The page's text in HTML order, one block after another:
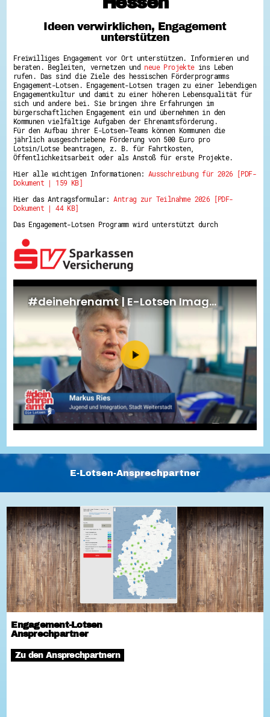
Hessen hilft Ukraine
Zeig uns dein Ehrenamt
Wettbewerb | Trikotwettbewerb
Wettbewerb | 80 Jahre Hessen - Engagement
mit Herz
8 Vereine x 80 Jahre x 1.000 €
Ausgezeichnete Projekte
Menschen des Respekts
SHARE IT: Teile deine Infos!
Gestalte dein Ehrenamt
Ehrenamts-Card Hessen
Engagement-Lotsen
Crowdfunding - Viele schaffen mehr
Ehrentag
Hessen engagiert - Digitale Themenabende
Kompetenznachweis Hessen
Service-Learning
Mach dich schlau
GEMA-Pakt
Di@-Lotsen in Hessen
Energiepreiskrise und Ehrenamt
Flüchtlingshilfe + Integration
Generationsübergreifend aktiv
Patenschaftsprojekte
Qualifizierung & Fortbildung
Stiftungen
Vereine, Spenden, Steuern - Gut zu Wissen
Versicherungsschutz
Wissenswertes rund um dein Ehrenamt
Zahlen, Daten, Fakten aus Hessen
Service
Suche
Downloads
Kontakt
Impressum
Barriere melden
Ideen verwirklichen, Engagement
unterstützen
Freiwilliges Engagement vor Ort unterstützen. Informieren und
beraten. Begleiten, vernetzen und neue Projekteins Leben
rufen. Das sind die Ziele des hessischen Förderprogramms
Engagement-Lotsen. Engagement-Lotsen tragen zu einer lebendigen
Engagementkultur und damit zu einer höheren Lebensqualität für
sich und andere bei. Sie bringen ihre Erfahrungen im
bürgerschaftlichen Engagement ein und übernehmen in den
Kommunen vielfältige Aufgaben der Ehrenamtsförderung.
Für den Aufbau ihrer E-Lotsen-Teams können Kommunen die
jährlich ausgeschriebene Förderung von 500 Euro pro
Lotsin/Lotse beantragen, z. B. für Fahrtkosten,
Öffentlichkeitsarbeit oder als Anstoß für erste Projekte.
Hier alle wichtigen Informationen: Ausschreibung für 2026 [PDF-
Dokument | 159 KB]
Hier das Antragsformular:Antrag zur Teilnahme 2026 [PDF-
Dokument | 44 KB]
Das Engagement-Lotsen Programm wird unterstützt durch
E-Lotsen-Ansprechpartner
Engagement-Lotsen
Ansprechpartner
Zu den Ansprechpartnern